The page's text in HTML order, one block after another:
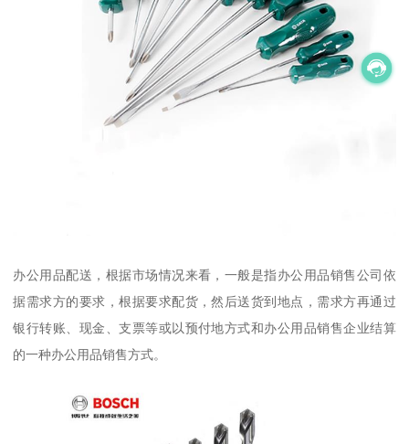
办公用品配送，根据市场情况来看，一般是指办公用品销售公司依
据需求方的要求，根据要求配货，然后送货到地点，需求方再通过
银行转账、现金、支票等或以预付地方式和办公用品销售企业结算
的一种办公用品销售方式。